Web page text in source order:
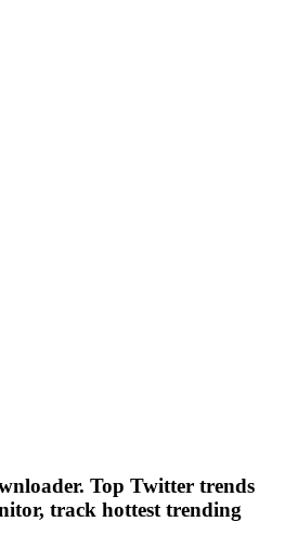
Top Twitter trends
track hottest trending